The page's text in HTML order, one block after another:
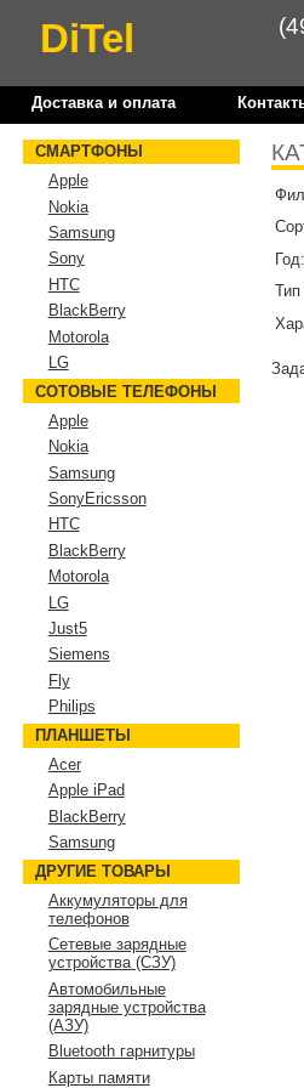
DiTel
Доставка и оплата
Год:
Тип
СМАРТФОНЫ
Apple
Nokia
Samsung
Sony
HTC
BlackBerry
Motorola
LG
СОТОВЫЕ ТЕЛЕФОНЫ
Apple
Nokia
Samsung
SonyEricsson
HTC
BlackBerry
Motorola
LG
Just5
Siemens
Fly
Philips
ПЛАНШЕТЫ
Acer
Apple iPad
BlackBerry
Samsung
ДРУГИЕ ТОВАРЫ
Аккумуляторы для
телефонов
Сетевые зарядные
устройства (СЗУ)
Автомобильные
зарядные устройства
(АЗУ)
Bluetooth гарнитуры
Карты памяти